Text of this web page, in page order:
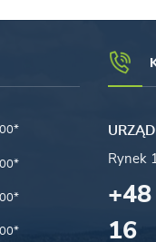
Rynek
16